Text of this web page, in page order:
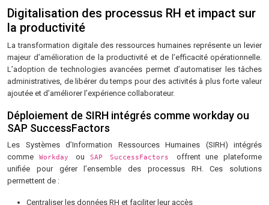
Digitalisation des processus RH et impact sur
la productivité
La transformation digitale des ressources humaines représente un levier
majeur d’amélioration de la productivité et de l’efficacité opérationnelle.
L’adoption de technologies avancées permet d’automatiser les tâches
administratives, de libérer du temps pour des activités à plus forte valeur
ajoutée et d’améliorer l’expérience collaborateur.
Déploiement de SIRH intégrés comme workday ou
SAP SuccessFactors
Les Systèmes d’Information Ressources Humaines (SIRH) intégrés
comme Workdayou SAP SuccessFactors offrent une plateforme
unifiée pour gérer l’ensemble des processus RH. Ces solutions
permettent de :
Centraliser les données RH et faciliter leur accès